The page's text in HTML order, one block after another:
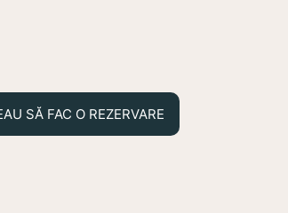
SĂ FAC O REZERVARE